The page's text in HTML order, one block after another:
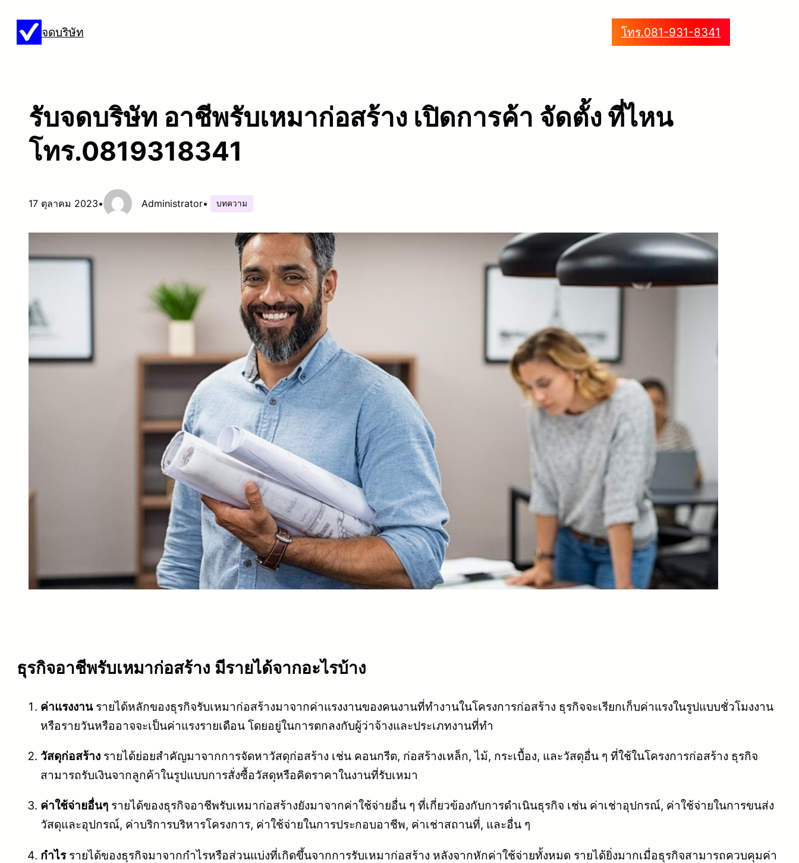
จดบริษัท โทร.081-931-8341
รับจดบริษัท อาชีพรับเหมาก่อสร้าง เปิดการค้า จัดตั้ง ที่ไหน
โทร.0819318341
17 ตุลาคม 2023• Administrator• บทความ
ธุรกิจอาชีพรับเหมาก่อสร้าง มีรายได้จากอะไรบ้าง
ค่าแรงงานรายได้หลักของธุรกิจรับเหมาก่อสร้างมาจากค่าแรงงานของคนงานที่ทำงานในโครงการก่อสร้าง ธุรกิจจะเรียกเก็บค่าแรงในรูปแบบชั่วโมงงาน
หรือรายวันหรืออาจจะเป็นค่าแรงรายเดือน โดยอยู่ในการตกลงกับผู้ว่าจ้างและประเภทงานที่ทำ
วัสดุก่อสร้าง รายได้ย่อยสำคัญมาจากการจัดหาวัสดุก่อสร้าง เช่น คอนกรีต, ก่อสร้างเหล็ก, ไม้, กระเบื้อง, และวัสดุอื่น ๆ ที่ใช้ในโครงการก่อสร้าง ธุรกิจ
สามารถรับเงินจากลูกค้าในรูปแบบการสั่งซื้อวัสดุหรือคิดราคาในงานที่รับเหมา
ค่าใช้จ่ายอื่นๆ รายได้ของธุรกิจอาชีพรับเหมาก่อสร้างยังมาจากค่าใช้จ่ายอื่น ๆ ที่เกี่ยวข้องกับการดำเนินธุรกิจ เช่น ค่าเช่าอุปกรณ์, ค่าใช้จ่ายในการขนส่ง
วัสดุและอุปกรณ์, ค่าบริการบริหารโครงการ, ค่าใช้จ่ายในการประกอบอาชีพ, ค่าเช่าสถานที่, และอื่น ๆ
กำไรรายได้ของธุรกิจมาจากกำไรหรือส่วนแบ่งที่เกิดขึ้นจากการรับเหมาก่อสร้าง หลังจากหักค่าใช้จ่ายทั้งหมด รายได้ยิ่งมากเมื่อธุรกิจสามารถควบคุมค่า